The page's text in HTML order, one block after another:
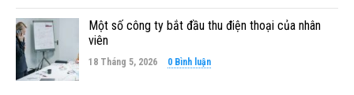
Một số công ty bắt đầu thu điện thoại của nhân
viên
18 Tháng 5, 2026 0 Bình luận